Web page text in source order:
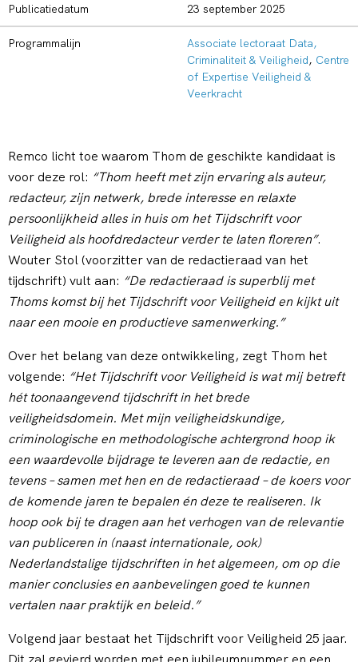
Publicatiedatum 23 september 2025
Programmalijn
Associate lectoraat Data,
Criminaliteit & Veiligheid, Centre
of Expertise Veiligheid &
Veerkracht
Remco licht toe waarom Thom de geschikte kandidaat is
voor deze rol: “Thom heeft met zijn ervaring als auteur,
redacteur, zijn netwerk, brede interesse en relaxte
persoonlijkheid alles in huis om het Tijdschrift voor
Veiligheid als hoofdredacteur verder te laten floreren”.
Wouter Stol (voorzitter van de redactieraad van het
tijdschrift) vult aan: “De redactieraad is superblij met
Thoms komst bij het Tijdschrift voor Veiligheid en kijkt uit
naar een mooie en productieve samenwerking.”
Over het belang van deze ontwikkeling, zegt Thom het
volgende: “Het Tijdschrift voor Veiligheid is wat mij betreft
hét toonaangevend tijdschrift in het brede
veiligheidsdomein. Met mijn veiligheidskundige,
criminologische en methodologische achtergrond hoop ik
een waardevolle bijdrage te leveren aan de redactie, en
tevens – samen met hen en de redactieraad – de koers voor
de komende jaren te bepalen én deze te realiseren. Ik
hoop ook bij te dragen aan het verhogen van de relevantie
van publiceren in (naast internationale, ook)
Nederlandstalige tijdschriften in het algemeen, om op die
manier conclusies en aanbevelingen goed te kunnen
vertalen naar praktijk en beleid.”
Volgend jaar bestaat het Tijdschrift voor Veiligheid 25 jaar.